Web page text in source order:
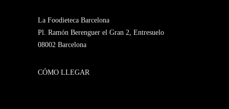
La Foodieteca Barcelona
Pl. Ramón Berenguer el Gran 2, Entresuelo
08002 Barcelona
CÓMO LLEGAR